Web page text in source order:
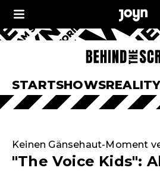
STARTSHOWSREALITY
Keinen Gänsehaut-Moment
"The Voice Kids":